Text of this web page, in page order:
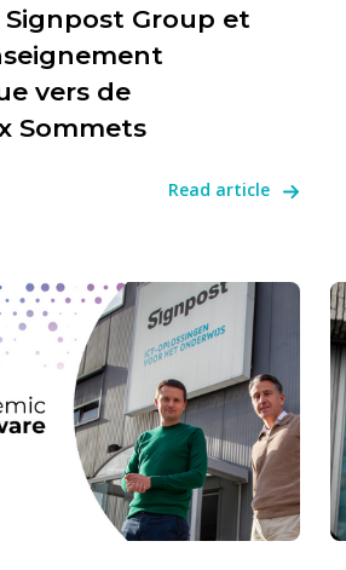
Signpost Group et
vers de
Sommets
Read article